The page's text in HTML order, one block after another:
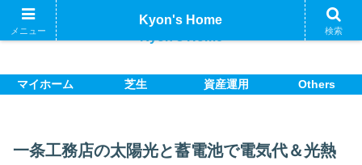
マイホーム 芝生 資産運用 Others
一条工務店の太陽光と蓄電池で電気代＆光熱
メニュー
Kyon's Home
検索